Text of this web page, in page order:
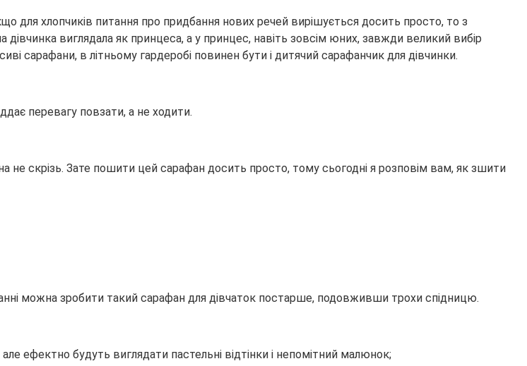
для хлопчиків питання про придбання нових речей вирішується досить просто, то з
виглядала як принцеса, а у принцес, навіть зовсім юних, завжди великий вибір
сарафани, в літньому гардеробі повинен бути і дитячий сарафанчик для дівчинки.
перевагу повзати, а не ходити.
не скрізь. Зате пошити цей сарафан досить просто, тому сьогодні я розповім вам, як зшити
можна зробити такий сарафан для дівчаток постарше, подовживши трохи спідницю.
ефектно будуть виглядати пастельні відтінки і непомітний малюнок;